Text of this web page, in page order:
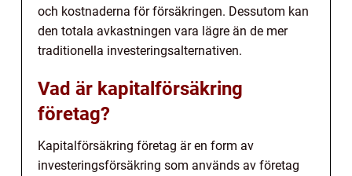
och kostnaderna för försäkringen. Dessutom kan
den totala avkastningen vara lägre än de mer
traditionella investeringsalternativen.
Vad är kapitalförsäkring
företag?
Kapitalförsäkring företag är en form av
investeringsförsäkring som används av företag